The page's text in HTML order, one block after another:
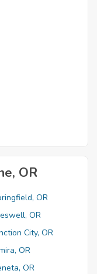
OR
OR
OR
City, OR
OR
OR